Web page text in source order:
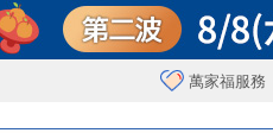
萬家福服務